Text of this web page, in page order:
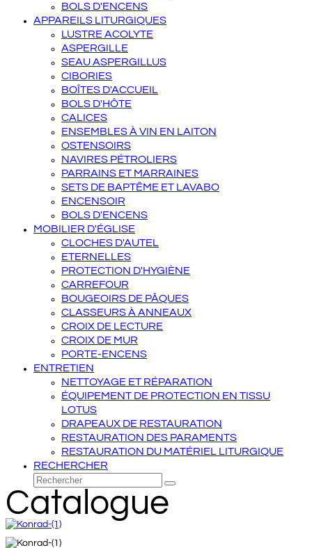
BOLS D'ENCENS
APPAREILS LITURGIQUES
LUSTRE ACOLYTE
ASPERGILLE
SEAU ASPERGILLUS
CIBORIES
BOÎTES D'ACCUEIL
BOLS D'HÔTE
CALICES
ENSEMBLES À VIN EN LAITON
OSTENSOIRS
NAVIRES PÉTROLIERS
PARRAINS ET MARRAINES
SETS DE BAPTÊME ET LAVABO
ENCENSOIR
BOLS D'ENCENS
MOBILIER D'ÉGLISE
CLOCHES D'AUTEL
ETERNELLES
PROTECTION D'HYGIÈNE
CARREFOUR
BOUGEOIRS DE PÂQUES
CLASSEURS À ANNEAUX
CROIX DE LECTURE
CROIX DE MUR
PORTE-ENCENS
ENTRETIEN
NETTOYAGE ET RÉPARATION
ÉQUIPEMENT DE PROTECTION EN TISSU
LOTUS
DRAPEAUX DE RESTAURATION
RESTAURATION DES PARAMENTS
RESTAURATION DU MATÉRIEL LITURGIQUE
RECHERCHER
Rechercher
Envoyer
Catalogue